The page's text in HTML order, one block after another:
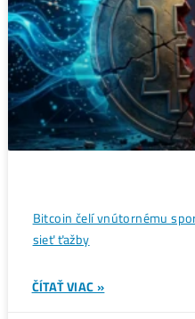
Wall Street sa potichu
ukazujú silný útok na
ČÍTAŤ VIAC »
ČLÁNKY